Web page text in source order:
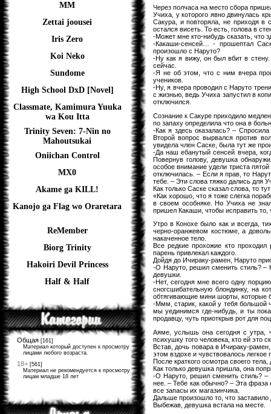
ММ
Zettai joousei
Iris Zero
Koi Neko
Sundome
High School DxD [Novel]
Classmate, Kamimura Yuuka
wa Kou Itta
Trinity Seven: 7-Nin no
Mahoutsukai
Oniichan Control
MX0
Akame ga KILL!
Kanojo ga Flag wo Oraretara
ReMember
Biorg Trinity
Hakoiri Devil Princess
Half & Half
Общая [161]
Материал который доступен к просмотру
лицами любого возраста.
18+ [561]
Материал не рекомендуется к просмотру
лицам младше 18 лет
Через полчаса на место сбора
Учиха, у которого явно двинулась
Сакура, и повторяла, не приходя
остался висеть. То есть, голова в
-Может мне кто-нибудь сказать, что
-Какаши-сенсей… - прошептал
произошло с Наруто?
-Ну как я вижу, он был вбит в
сейчас.
-Я не об этом, что с ним вчера
учеников.
-Ну, я вчера проводил с Наруто
с жизнью, ведь Учиха запустил в
отключился.
Сознание к Сакуре приходило
по запаху определила что она в
-Как я здесь оказалась? –
Второй вопрос вырвался против
увидела член Саске, была тут же
-Да наш ебанутый сенсей вчера,
Повернув голову, девушка
особое внимание удели триста
отключилась. – Если я прав, то
тебе. – Эти слова тяжко дались для
Как только Саске сказал слова, то
«Как хорошо, что я тоже слегка
в своем особняке. Но Учиха не
пришел Какаши, чтобы исправить то,
Утро в Конохе было как и всегда,
черно-оранжевом костюме, а
накаченное тело.
Все редкие прохожие кто
парень привлекал каждого.
Дойдя до Ичираку-рамен, Наруто
-О Наруто, решил сменить стиль? –
девушки.
-Нет, сегодня мне всего одну
сногсшибательную блондинку, на
обтягивающие мини шорты, которые
-Ммм, старик, какой у тебя большой
мы уединимся где-нибудь, и ты
продавцу, чуть приоткрыв рот для
Аяме, услышь она сегодня с утра,
психушку того человека, кто ей это
Встав, дочь повара в Ичираку-
этом вздохе и чувствовалось
После краткого осмотра своего
Как только девушка пришла, она
-О Наруто, решил сменить стиль? –
нее. – Тебе как обычно? – Эта фраза
все запасы их магазинчика.
Дальше произошло то, что
Выбежав, девушка встала на месте.